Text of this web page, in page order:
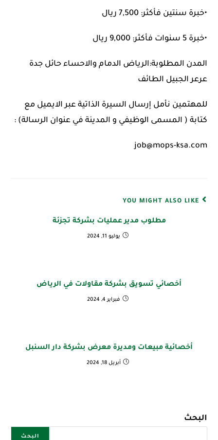
•خبرة سنتين فأكثر: 7,500 ريال
•خبرة 5 سنوات فأكثر: 9,000 ريال
المدن المطلوبة:الرياض الدمام والاحساء حائل جدة
عرعر الجبيل الطائف
للمهتمين نأمل إرسال السيرة الذاتية عبر الايميل مع
كتابة ( المسمى الوظيفي و المدينة في عنوان الرسالة) :
job@mops-ksa.com
YOU MIGHT ALSO LIKE
مطلوب مدير عمليات بشركة تجزئة
يوليو 11, 2024
أخصائي تسويق بشركة مقاولات في الرياض
فبراير 4, 2024
أخصائية مبيعات ومديرة معرض بشركة دار السنبل
أبريل 18, 2024
البحث
البحث